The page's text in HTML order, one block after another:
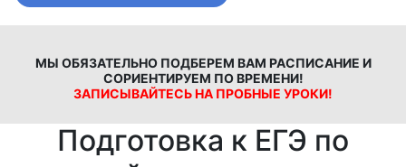
МЫ ОБЯЗАТЕЛЬНО ПОДБЕРЕМ ВАМ РАСПИСАНИЕ И
СОРИЕНТИРУЕМ ПО ВРЕМЕНИ!
ЗАПИСЫВАЙТЕСЬ НА ПРОБНЫЕ УРОКИ!
Подготовка к ЕГЭ по